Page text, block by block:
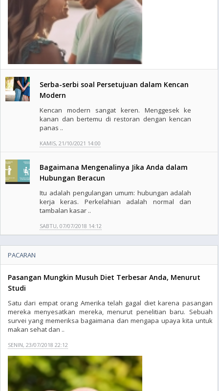
Serba-serbi soal Persetujuan dalam Kencan
Modern
Kencan modern sangat keren. Menggesek ke
kanan dan bertemu di restoran dengan kencan
panas ..
KAMIS, 21/10/2021 14:00
Bagaimana Mengenalinya Jika Anda dalam
Hubungan Beracun
Itu adalah pengulangan umum: hubungan adalah
kerja keras. Perkelahian adalah normal dan
tambalan kasar ..
SABTU, 07/07/2018 14:12
PACARAN
Pasangan Mungkin Musuh Diet Terbesar Anda, Menurut
Studi
Satu dari empat orang Amerika telah gagal diet karena pasangan
mereka menyesatkan mereka, menurut penelitian baru. Sebuah
survei yang memeriksa bagaimana dan mengapa upaya kita untuk
makan sehat dan ..
SENIN, 23/07/2018 22:12